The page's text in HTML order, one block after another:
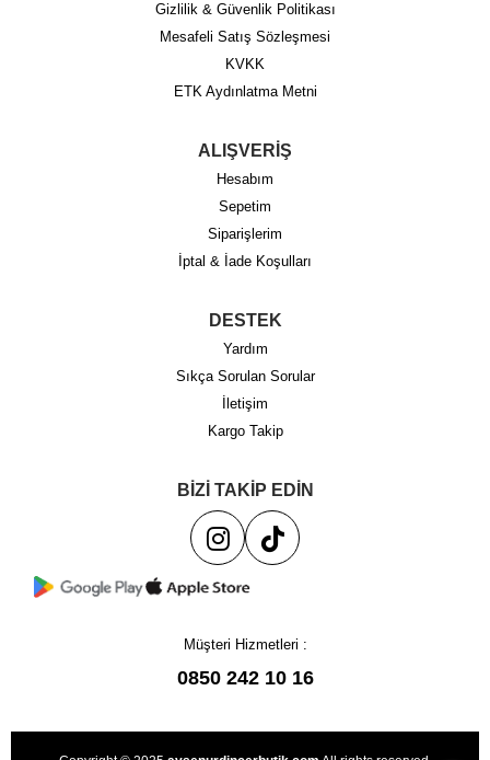
Gizlilik & Güvenlik Politikası
Mesafeli Satış Sözleşmesi
KVKK
ETK Aydınlatma Metni
ALIŞVERİŞ
Hesabım
Sepetim
Siparişlerim
İptal & İade Koşulları
DESTEK
Yardım
Sıkça Sorulan Sorular
İletişim
Kargo Takip
BİZİ TAKİP EDİN
Müşteri Hizmetleri :
0850 242 10 16